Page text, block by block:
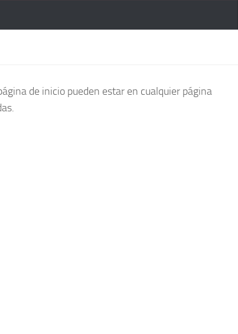
de inicio pueden estar en cualquier página